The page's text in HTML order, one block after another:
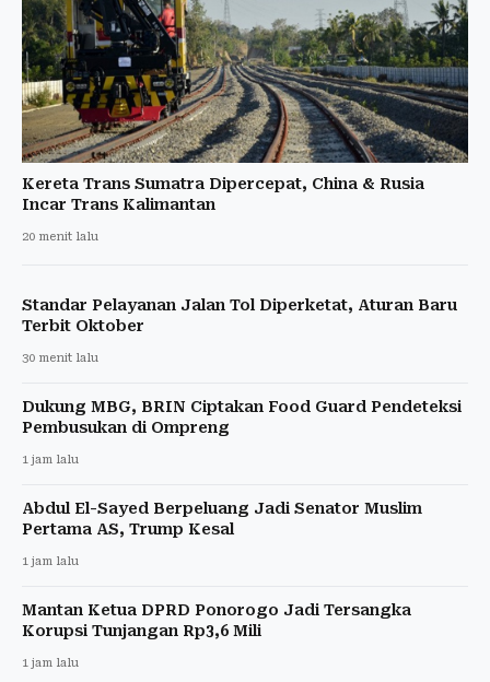
Kereta Trans Sumatra Dipercepat, China & Rusia
Incar Trans Kalimantan
20 menit lalu
Standar Pelayanan Jalan Tol Diperketat, Aturan Baru
Terbit Oktober
30 menit lalu
Dukung MBG, BRIN Ciptakan Food Guard Pendeteksi
Pembusukan di Ompreng
1 jam lalu
Abdul El-Sayed Berpeluang Jadi Senator Muslim
Pertama AS, Trump Kesal
1 jam lalu
Mantan Ketua DPRD Ponorogo Jadi Tersangka
Korupsi Tunjangan Rp3,6 Mili
1 jam lalu